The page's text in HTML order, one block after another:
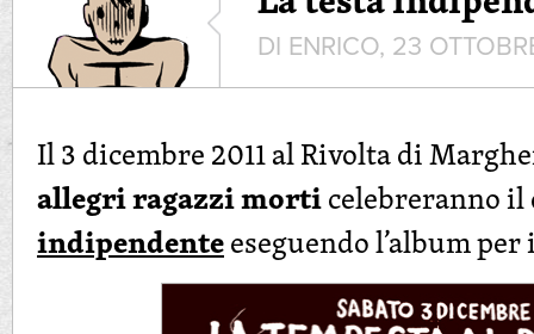
DI ENRICO, 23
Il 3 dicembre 2011 al Rivolta di
allegri ragazzi morticelebreranno il
indipendenteeseguendo l’album